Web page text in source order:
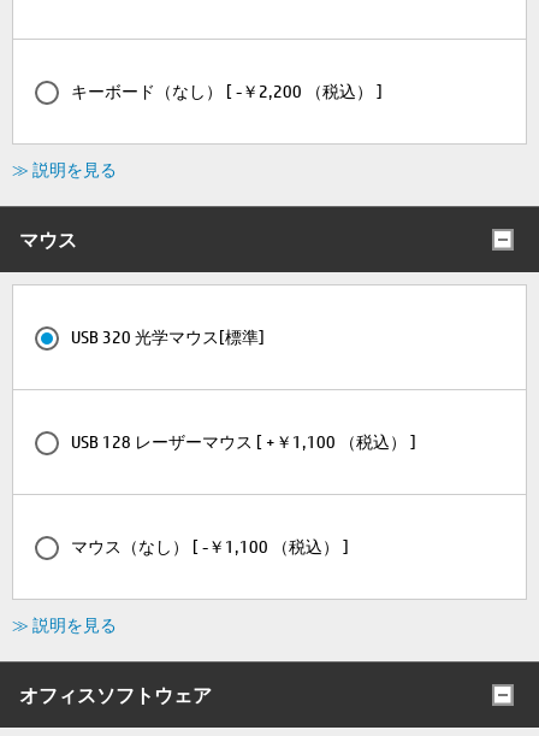
キーボード（なし） [ -￥2,200 （税込） ]
≫ 説明を見る
マウス
USB 320 光学マウス[標準]
USB 128 レーザーマウス [ +￥1,100 （税込） ]
マウス（なし） [ -￥1,100 （税込） ]
≫ 説明を見る
オフィスソフトウェア